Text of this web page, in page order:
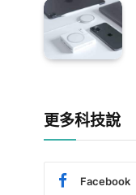
更多科技說
Facebook